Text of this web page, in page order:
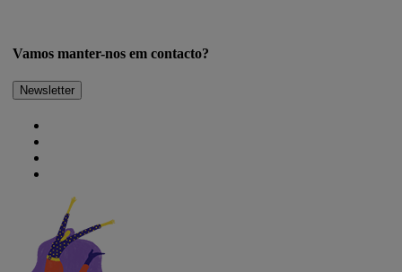
Vamos manter-nos em contacto?
Newsletter